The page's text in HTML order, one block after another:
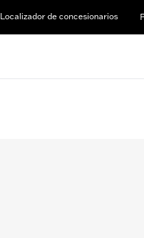
Localizador de concesionarios